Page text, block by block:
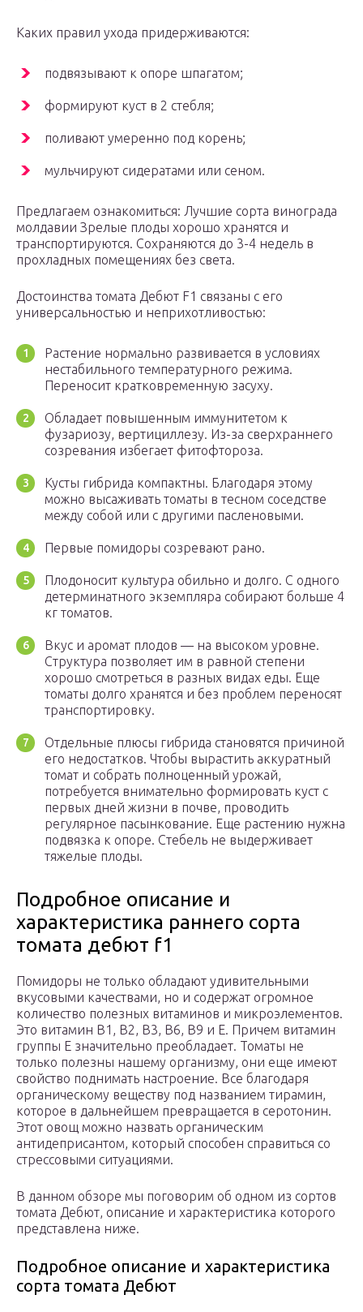
Каких правил ухода придерживаются:
подвязывают к опоре шпагатом;
формируют куст в 2 стебля;
поливают умеренно под корень;
мульчируют сидератами или сеном.
Предлагаем ознакомиться: Лучшие сорта винограда
молдавии Зрелые плоды хорошо хранятся и
транспортируются. Сохраняются до 3-4 недель в
прохладных помещениях без света.
Достоинства томата Дебют F1 связаны с его
универсальностью и неприхотливостью:
Растение нормально развивается в условиях
нестабильного температурного режима.
Переносит кратковременную засуху.
Обладает повышенным иммунитетом к
фузариозу, вертициллезу. Из-за сверхраннего
созревания избегает фитофтороза.
Кусты гибрида компактны. Благодаря этому
можно высаживать томаты в тесном соседстве
между собой или с другими пасленовыми.
Первые помидоры созревают рано.
Плодоносит культура обильно и долго. С одного
детерминатного экземпляра собирают больше 4
кг томатов.
Вкус и аромат плодов — на высоком уровне.
Структура позволяет им в равной степени
хорошо смотреться в разных видах еды. Еще
томаты долго хранятся и без проблем переносят
транспортировку.
Отдельные плюсы гибрида становятся причиной
его недостатков. Чтобы вырастить аккуратный
томат и собрать полноценный урожай,
потребуется внимательно формировать куст с
первых дней жизни в почве, проводить
регулярное пасынкование. Еще растению нужна
подвязка к опоре. Стебель не выдерживает
тяжелые плоды.
Подробное описание и
характеристика раннего сорта
томата дебют f1
Помидоры не только обладают удивительными
вкусовыми качествами, но и содержат огромное
количество полезных витаминов и микроэлементов.
Это витамин В1, В2, В3, В6, В9 и Е. Причем витамин
группы Е значительно преобладает. Томаты не
только полезны нашему организму, они еще имеют
свойство поднимать настроение. Все благодаря
органическому веществу под названием тирамин,
которое в дальнейшем превращается в серотонин.
Этот овощ можно назвать органическим
антидеприсантом, который способен справиться со
стрессовыми ситуациями.
В данном обзоре мы поговорим об одном из сортов
томата Дебют, описание и характеристика которого
представлена ниже.
Подробное описание и характеристика
сорта томата Дебют